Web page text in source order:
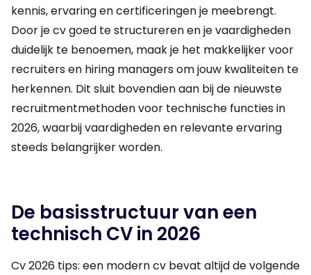
kennis, ervaring en certificeringen je meebrengt.
Door je cv goed te structureren en je vaardigheden
duidelijk te benoemen, maak je het makkelijker voor
recruiters en hiring managers om jouw kwaliteiten te
herkennen. Dit sluit bovendien aan bij de nieuwste
recruitmentmethoden voor technische functies in
2026, waarbij vaardigheden en relevante ervaring
steeds belangrijker worden.
De basisstructuur van een
technisch CV in 2026
Cv 2026 tips: een modern cv bevat altijd de volgende